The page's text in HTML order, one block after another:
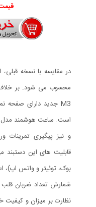
در مقایسه با نسخه
محسوب می شود. بر
و نیز پیگیری
قابلیت های این
بوک، توئیتر و واتس
شمارش تعداد ضربان
نظارت بر میزان و کیفیت